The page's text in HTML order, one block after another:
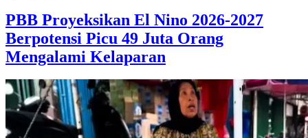
PBB Proyeksikan El Nino 2026-2027
Berpotensi Picu 49 Juta Orang
Mengalami Kelaparan